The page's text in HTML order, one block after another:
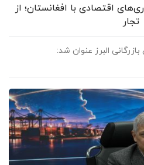
اقتصادی با افغانستان؛ از
تجار
البرز عنوان شد: